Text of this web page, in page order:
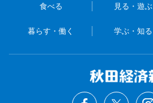
食べる 見る・遊ぶ
暮らす・働く 学ぶ・知る